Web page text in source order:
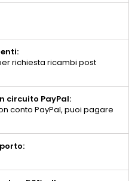
richiesta ricambi post
circuito PayPal:
conto PayPal, puoi pagare